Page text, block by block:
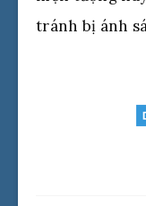
tránh bị ánh